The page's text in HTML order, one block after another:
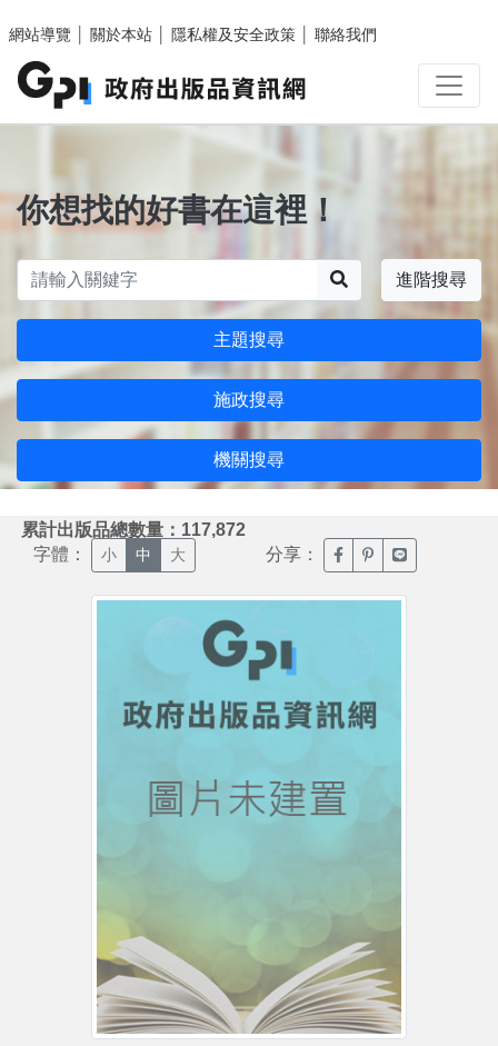
網站導覽
關於本站 隱私權及安全政策 聯絡我們
你想找的好書在這裡！
進階搜尋
主題搜尋
施政搜尋
機關搜尋
累計出版品總數量：117,872
字體： 小 中 大 分享： 臉書分享(另開新視窗)
噗浪分享(另開新
Line分享(另